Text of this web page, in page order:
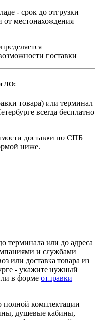
- срок до отгрузки
от местонахождения
поставки
ЛО:
товара) или терминал
всегда бесплатно
доставки по СПБ
ниже.
терминала или до адреса
и службами
или доставка товара из
- укажите нужный
в форме отправки
полной комплектации
душевые кабины,